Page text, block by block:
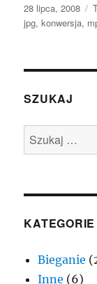
Data
publikacji
28 lipca, 2008
jpg,konwersja,
SZUKAJ
Szukaj:
KATEGORIE
Bieganie
Inne (6)